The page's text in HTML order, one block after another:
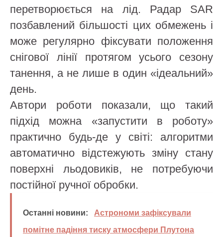
перетворюється на лід. Радар SAR
позбавлений більшості цих обмежень і
може регулярно фіксувати положення
снігової лінії протягом усього сезону
танення, а не лише в один «ідеальний»
день.
Автори роботи показали, що такий
підхід можна «запустити в роботу»
практично будь-де у світі: алгоритми
автоматично відстежують зміну стану
поверхні льодовиків, не потребуючи
постійної ручної обробки.
Останні новини:
Астрономи зафіксували
помітне падіння тиску атмосфери Плутона